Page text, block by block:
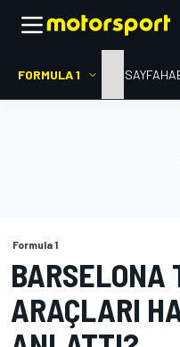
FORMULA 1 ANA SAYFA
Formula 1
ARAÇLARI